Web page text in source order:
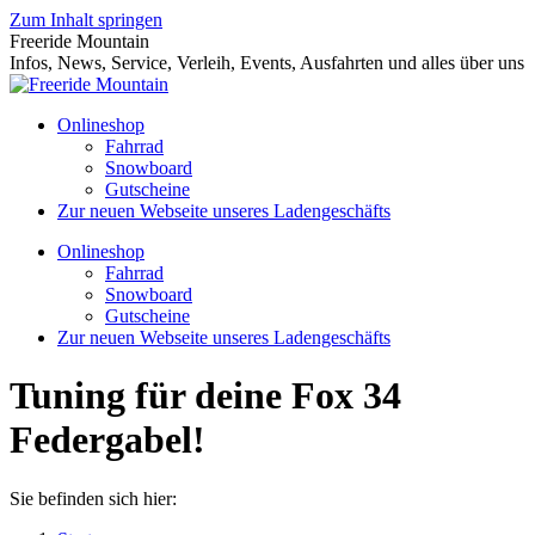
Zum Inhalt springen
Freeride Mountain
Infos, News, Service, Verleih, Events, Ausfahrten und alles über uns
Onlineshop
Fahrrad
Snowboard
Gutscheine
Zur neuen Webseite unseres Ladengeschäfts
Onlineshop
Fahrrad
Snowboard
Gutscheine
Zur neuen Webseite unseres Ladengeschäfts
Tuning für deine Fox 34
Federgabel!
Sie befinden sich hier: